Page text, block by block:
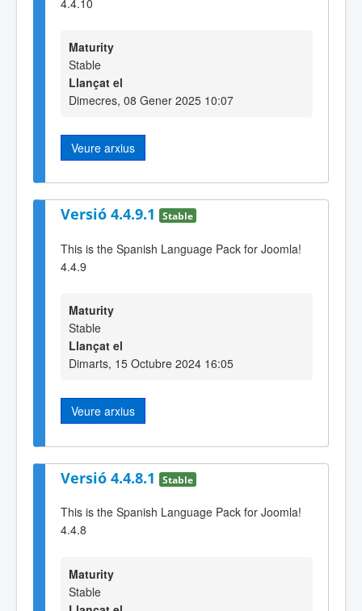
Maturity
Stable
Llançat el
Dimecres, 08 Gener 2025 10:07
Veure arxius
Versió 4.4.9.1 Stable
This is the Spanish Language Pack for Joomla!
4.4.9
Maturity
Stable
Llançat el
Dimarts, 15 Octubre 2024 16:05
Veure arxius
Versió 4.4.8.1 Stable
This is the Spanish Language Pack for Joomla!
4.4.8
Maturity
Stable